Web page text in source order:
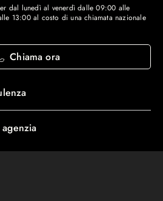
dal lunedì al venerdì dalle 09:00 alle
13:00 al costo di una chiamata nazionale
Chiama ora